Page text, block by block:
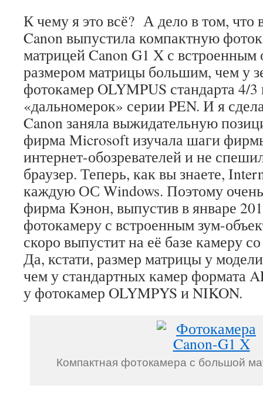
К чему я это всё? А дело в том, что
Canon выпустила компактную
матрицей Canon G1 X с встроенным
размером матрицы большим, чем у
фотокамер OLYMPUS стандарта 4/
«дальномерок» серии PEN. И я
Canon заняла выжидательную
фирма Microsoft изучала шаги
интернет-обозревателей и не
браузер. Теперь, как вы знаете,
каждую ОС Windows. Поэтому очень
фирма Кэнон, выпустив в январе
фотокамеру с встроенным зум-
скоро выпустит на её базе камеру
Да, кстати, размер матрицы у
чем у стандартных камер формата
у фотокамер OLYMPYS и NIKON.
Компактная фотокамера с большой